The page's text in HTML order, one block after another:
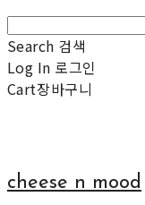
Search 검색
Log In 로그인
Cart장바구니
cheese n mood